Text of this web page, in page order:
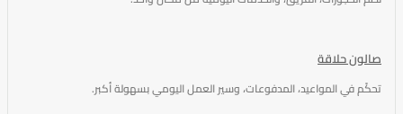
صالون حلاقة
تحكّم في المواعيد، المدفوعات، وسير العمل اليومي بسهولة أكبر.